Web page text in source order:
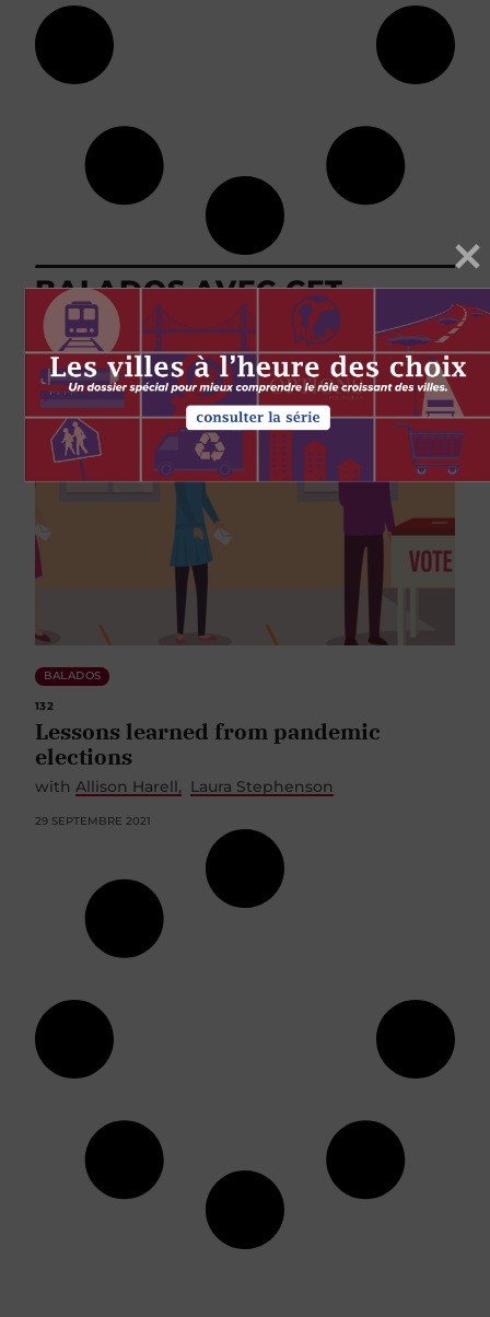
BALADOS AVEC CET
AUTEUR
BALADOS
132
Lessons learned from pandemic
elections
with Allison Harell Laura Stephenson
29 SEPTEMBRE 2021